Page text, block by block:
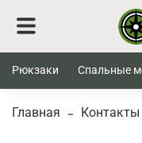
Рюкзаки Спальные
Главная Контакты